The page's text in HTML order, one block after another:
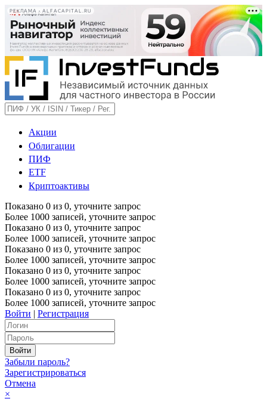
РЕКЛАМА • ALFACAPITAL.RU
Акции
Облигации
ПИФ
ETF
Криптоактивы
Показано 0 из 0, уточните запрос
Более 1000 записей, уточните запрос
Показано 0 из 0, уточните запрос
Более 1000 записей, уточните запрос
Показано 0 из 0, уточните запрос
Более 1000 записей, уточните запрос
Показано 0 из 0, уточните запрос
Более 1000 записей, уточните запрос
Показано 0 из 0, уточните запрос
Более 1000 записей, уточните запрос
Войти | Регистрация
Забыли пароль?
Зарегистрироваться
Отмена
×